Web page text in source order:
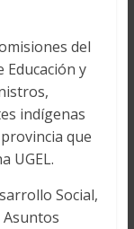
del
y
indígenas
que
UGEL.
Social,